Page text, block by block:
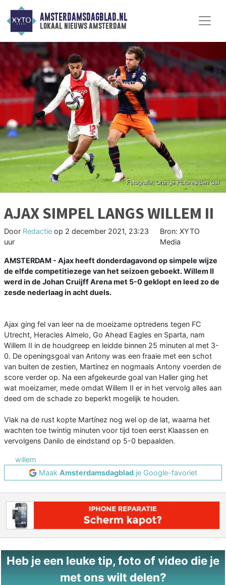
AMSTERDAMSDAGBLAD.NL
lokaal nieuws amsterdam
AJAX SIMPEL LANGS WILLEM II
Door Redactie op 2 december 2021, 23:23
uur
Bron: XYTO
Media
AMSTERDAM - Ajax heeft donderdagavond op simpele wijze
de elfde competitiezege van het seizoen geboekt. Willem II
werd in de Johan Cruijff Arena met 5-0 geklopt en leed zo de
zesde nederlaag in acht duels.
Ajax ging fel van leer na de moeizame optredens tegen FC
Utrecht, Heracles Almelo, Go Ahead Eagles en Sparta, nam
Willem II in de houdgreep en leidde binnen 25 minuten al met 3-
0. De openingsgoal van Antony was een fraaie met een schot
van buiten de zestien, Martínez en nogmaals Antony voerden de
score verder op. Na een afgekeurde goal van Haller ging het
wat moeizamer, mede omdat Willem II er in het vervolg alles aan
deed om de schade zo beperkt mogelijk te houden.
Vlak na de rust kopte Martínez nog wel op de lat, waarna het
wachten toe twintig minuten voor tijd toen eerst Klaassen en
vervolgens Danilo de eindstand op 5-0 bepaalden.
willem
Maak Amsterdamsdagblad je Google-favoriet
Heb je een leuke tip, foto of video die je
met ons wilt delen?